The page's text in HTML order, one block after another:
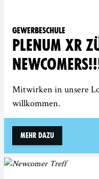
Gewerbeschule
PLENUM XR
Mitwirken in unsere
willkommen.
Mehr dazu